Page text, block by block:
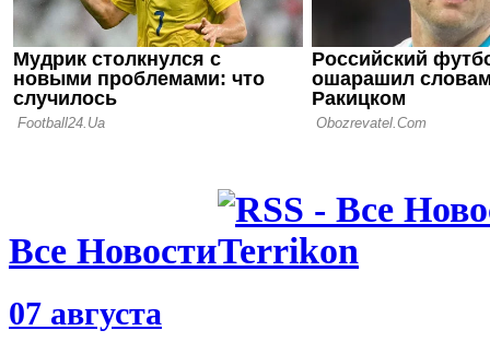
слабое
последних
Все Новости
07 августа